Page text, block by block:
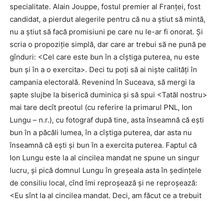
specialitate. Alain Jouppe, fostul premier al Franței, fost
candidat, a pierdut alegerile pentru că nu a știut să mintă,
nu a știut să facă promisiuni pe care nu le-ar fi onorat. Și
scria o propoziție simplă, dar care ar trebui să ne pună pe
gînduri: <Cel care este bun în a cîștiga puterea, nu este
bun și în a o exercita>. Deci tu poți să ai niște calități în
campania electorală. Revenind în Suceava, să mergi la
șapte slujbe la biserică duminica și să spui <Tatăl nostru>
mai tare decît preotul (cu referire la primarul PNL, Ion
Lungu – n.r.), cu fotograf după tine, asta înseamnă că ești
bun în a păcăli lumea, în a cîștiga puterea, dar asta nu
înseamnă că ești și bun în a exercita puterea. Faptul că
Ion Lungu este la al cincilea mandat ne spune un singur
lucru, și pică domnul Lungu în greșeala asta în ședințele
de consiliu local, cînd îmi reproșează și ne reproșează:
<Eu sînt la al cincilea mandat. Deci, am făcut ce a trebuit